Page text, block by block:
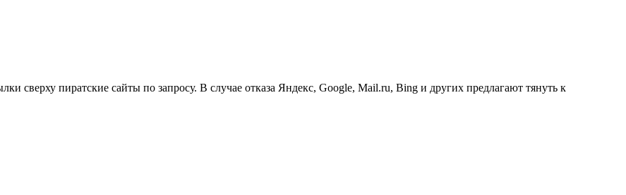
сверху пиратские сайты по запросу. В случае отказа Яндекс, Google, Mail.ru, Bing и других предлагают тянуть к